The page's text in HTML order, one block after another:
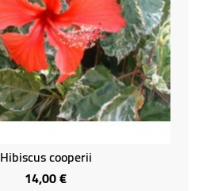
Hibiscus cooperii
14,00 €Prix